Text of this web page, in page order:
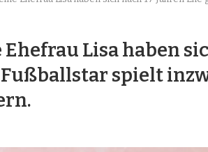
Lisa haben
Fußballstar spielt